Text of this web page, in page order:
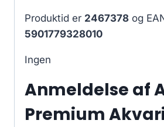
Produktid er 2467378 og
5901779328010
Ingen
Anmeldelse af
Premium